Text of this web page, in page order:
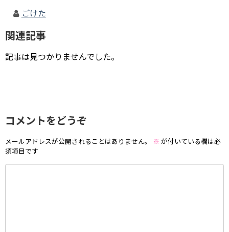
ごけた
関連記事
記事は見つかりませんでした。
コメントをどうぞ
メールアドレスが公開されることはありません。 ※ が付いている欄は必
須項目です